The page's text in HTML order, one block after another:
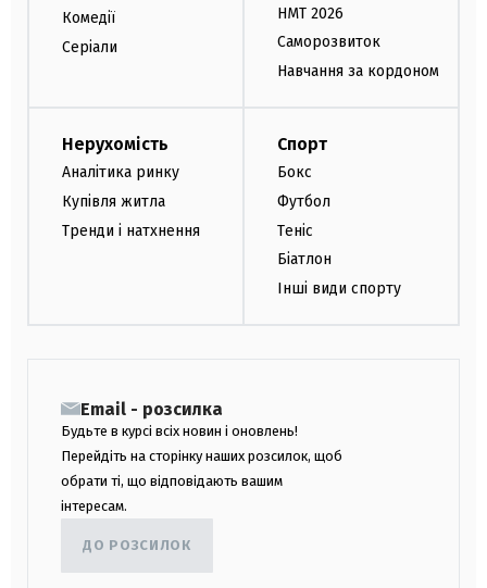
Комедії
Серіали
НМТ 2026
Саморозвиток
Навчання за кордоном
Нерухомість
Аналітика ринку
Купівля житла
Тренди і натхнення
Спорт
Бокс
Футбол
Теніс
Біатлон
Інші види спорту
Email - розсилка
Будьте в курсі всіх новин і оновлень!
Перейдіть на сторінку наших розсилок, щоб
обрати ті, що відповідають вашим
інтересам.
ДО РОЗСИЛОК